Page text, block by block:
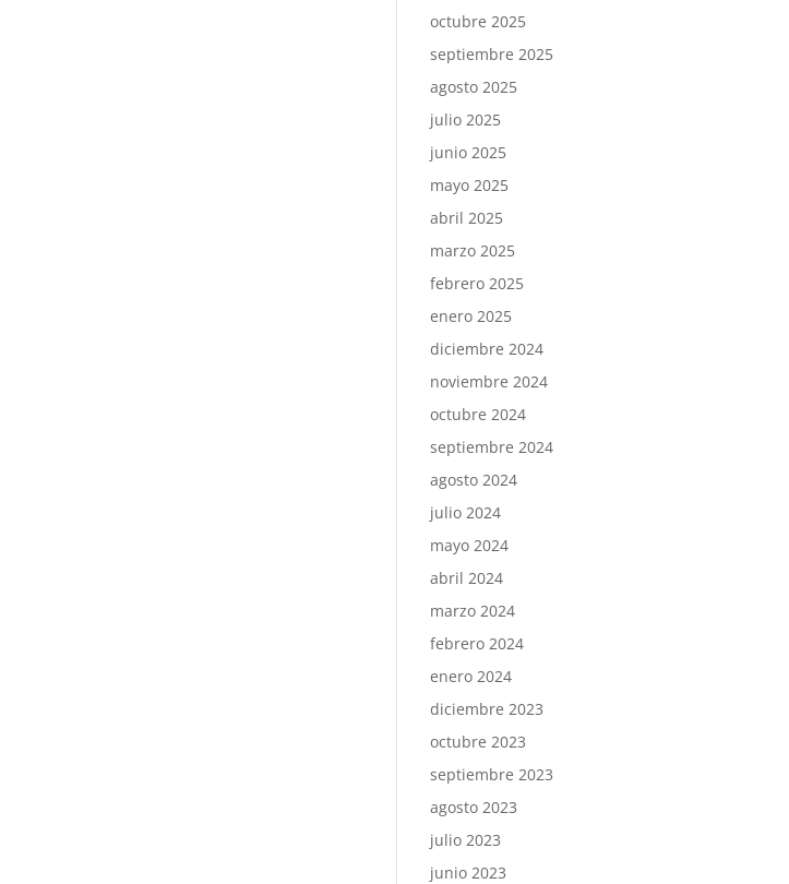
octubre 2025
septiembre 2025
agosto 2025
julio 2025
junio 2025
mayo 2025
abril 2025
marzo 2025
febrero 2025
enero 2025
diciembre 2024
noviembre 2024
octubre 2024
septiembre 2024
agosto 2024
julio 2024
mayo 2024
abril 2024
marzo 2024
febrero 2024
enero 2024
diciembre 2023
octubre 2023
septiembre 2023
agosto 2023
julio 2023
junio 2023